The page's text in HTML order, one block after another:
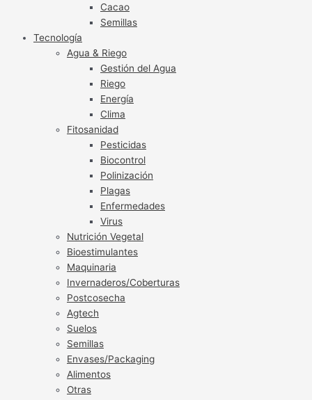
Cacao
Semillas
Tecnología
Agua & Riego
Gestión del Agua
Riego
Energía
Clima
Fitosanidad
Pesticidas
Biocontrol
Polinización
Plagas
Enfermedades
Virus
Nutrición Vegetal
Bioestimulantes
Maquinaria
Invernaderos/Coberturas
Postcosecha
Agtech
Suelos
Semillas
Envases/Packaging
Alimentos
Otras